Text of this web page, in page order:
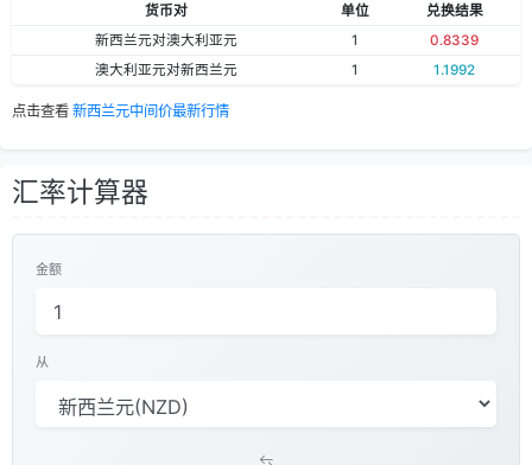
货币对
单位
兑换结果
新西兰元对澳大利亚元
1
0.8339
澳大利亚元对新西兰元
1 1.1992
点击查看 新西兰元中间价最新行情
汇率计算器
金额
从